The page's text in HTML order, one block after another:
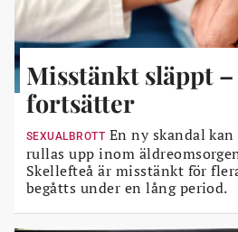
Misstänkt släppt
fortsätter
SEXUALBROTT En ny skandal
rullas upp inom
Skellefteå är misstänkt för
begåtts under en lång period.